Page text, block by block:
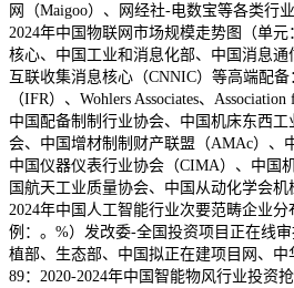
网（Maigoo）、网经社-电数宝等各类行
2024年中国物联网市场规模走势图（单
核心、中国工业和消息化部、中国消息通
互联收集消息核心（CNNIC）等高端配
（IFR）、Wohlers Associates、
中国配备制制行业协会、中国机床东西
会、中国增材制制财产联盟（AMAc）、
中国仪器仪表行业协会（CIMA）、中国
国航天工业质量协会、中国从动化学会机
2024年中国人工智能行业次要范畴企业
例：。%）发改委-全国投资项目正在线
植部、生态部、中国拟正在建项目网、
89：2020-2024年中国智能物风行业投资